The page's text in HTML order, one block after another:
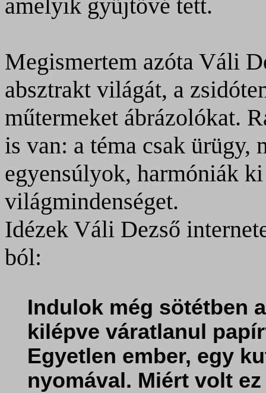
amelyik gyűjtővé tett.
Megismertem azóta Váli
absztrakt világát, a
műtermeket ábrázolókat.
is van: a téma csak ürügy,
egyensúlyok, harmóniák
világmindenséget.
Idézek Váli Dezső
ból:
Indulok még sötétben
kilépve váratlanul
Egyetlen ember, egy
nyomával. Miért volt